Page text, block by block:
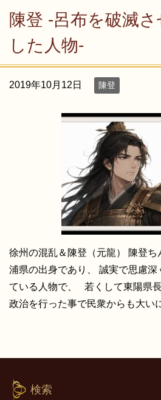
陳登 -呂布を破滅
した人物-
2019年10月12日 陳登
徐州の混乱＆陳登（元龍） 陳登ち
浦県の出身であり、 誠実で思慮
ている人物で、 若くして東陽県
政治を行った事で民衆からも大い
検索